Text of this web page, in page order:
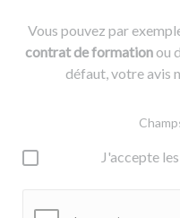
Vous pouvez par
contrat de formationou
défaut, votre avis
J'accepte les